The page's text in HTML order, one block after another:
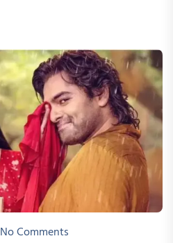
No Comments